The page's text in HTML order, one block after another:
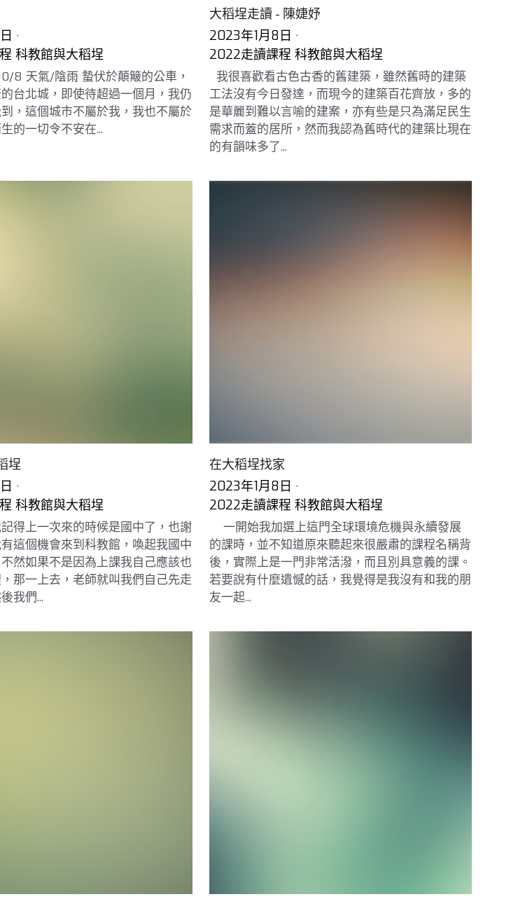
·
科教館與大稻埕
8 天氣/陰雨 蟄伏於顛簸的公車，
台北城，即使待超過一個月，我仍
，這個城市不屬於我，我也不屬於
的一切令不安在...
大稻埕走讀 - 陳婕妤
2023年1月8日 ·
2022走讀課程 科教館與大稻埕
我很喜歡看古色古香的舊建築，雖然舊時的建築
工法沒有今日發達，而現今的建築百花齊放，多的
是華麗到難以言喻的建案，亦有些是只為滿足民生
需求而蓋的居所，然而我認為舊時代的建築比現在
的有韻味多了...
埕
·
科教館與大稻埕
得上一次來的時候是國中了，也謝
這個機會來到科教館，喚起我國中
然如果不是因為上課我自己應該也
那一上去，老師就叫我們自己先走
我們...
在大稻埕找家
2023年1月8日 ·
2022走讀課程 科教館與大稻埕
一開始我加選上這門全球環境危機與永續發展
的課時，並不知道原來聽起來很嚴肅的課程名稱背
後，實際上是一門非常活潑，而且別具意義的課。
若要說有什麼遺憾的話，我覺得是我沒有和我的朋
友一起...